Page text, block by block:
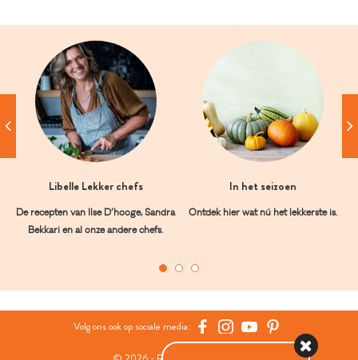
Libelle Lekker chefs
De recepten van Ilse D’hooge, Sandra
Bekkari en al onze andere chefs.
In het seizoen
Ontdek hier wat nú het lekkerste is.
Volg ons ook op sociale media: